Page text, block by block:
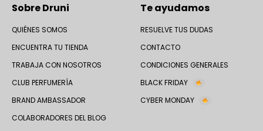
Sobre Druni
QUIÉNES SOMOS
ENCUENTRA TU TIENDA
TRABAJA CON NOSOTROS
CLUB PERFUMERÍA
BRAND AMBASSADOR
COLABORADORES DEL BLOG
Te ayudamos
RESUELVE TUS DUDAS
CONTACTO
CONDICIONES GENERALES
BLACK FRIDAY
CYBER MONDAY